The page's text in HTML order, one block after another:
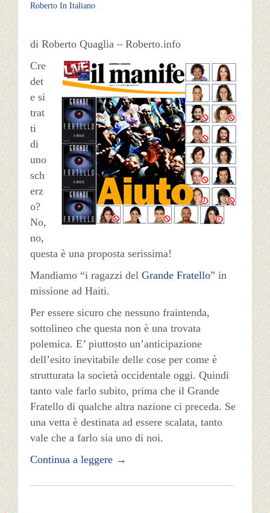
Français
Română
Deutsch
Roberto In Italiano .
di Roberto Quaglia – Roberto.info
Cre
det
e si
trat
ti
di
uno
sch
erz
o?
No,
no,
questa è una proposta serissima!
Mandiamo “i ragazzi del Grande Fratello” in
missione ad Haiti.
Per essere sicuro che nessuno fraintenda,
sottolineo che questa non è una trovata
polemica. E’ piuttosto un’anticipazione
dell’esito inevitabile delle cose per come è
strutturata la società occidentale oggi. Quindi
tanto vale farlo subito, prima che il Grande
Fratello di qualche altra nazione ci preceda. Se
una vetta è destinata ad essere scalata, tanto
vale che a farlo sia uno di noi.
Continua a leggere →